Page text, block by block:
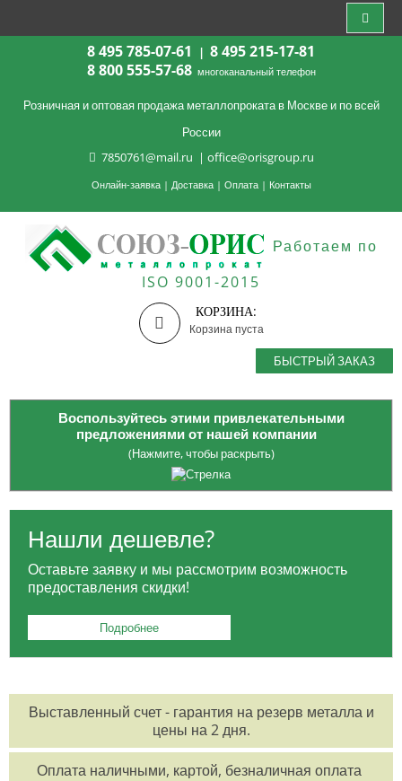
8 495 785-07-61 | 8 495 215-17-81
8 800 555-57-68 многоканальный телефон
Розничная и оптовая продажа металлопроката в Москве и по всей
России
7850761@mail.ru | office@orisgroup.ru
Онлайн-заявка| Доставка| Оплата| Контакты
Работаем по
ISO 9001-2015
КОРЗИНА:
Корзина пуста
БЫСТРЫЙ ЗАКАЗ
Воспользуйтесь этими привлекательными
предложениями от нашей компании
(Нажмите, чтобы раскрыть)
Для жителей Москвы:
ТТК для заказов от 100 тысяч рублей.
выбранной вами транспортной компании.
8 495 215-17-81,
8 800 555-57-68
или по электронной почте office@orisgroup.ru
БЕСПЛАТНЫЙ ЗАЕЗДна складскую территорию для клиентов "ТПК
Союз-Орис".
Нашли дешевле?
Оставьте заявку и мы рассмотрим возможность
предоставления скидки!
Подробнее
Выставленный счет - гарантия на резерв металла и
цены на 2 дня.
Оплата наличными, картой, безналичная оплата